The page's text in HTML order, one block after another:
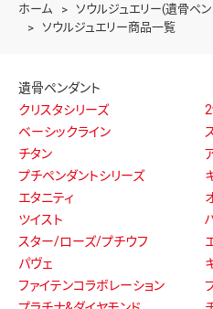
ホーム
ソウルジュエリー(遺骨ペ
ソウルジュエリー商品一覧
遺骨ペンダント
クリスタシリーズ
ベーシックライン
チタン
プチペンダントシリーズ
エタニティ
ツイスト
スター/ローズ/プチウフ
パヴェ
ファイテンコラボレーション